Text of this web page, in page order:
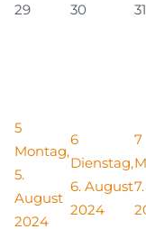
29
30 31
5
Montag,
5.
August
2024
6
Dienstag,
6. August
2024
7